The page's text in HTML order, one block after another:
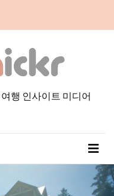
여행 인사이트 미디어